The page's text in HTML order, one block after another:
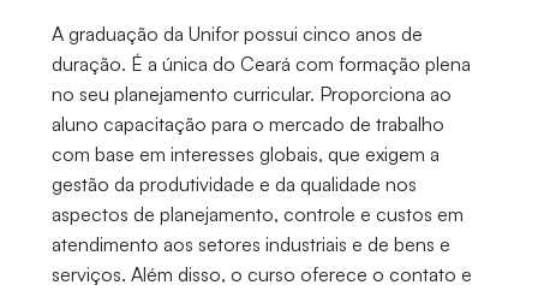
A graduação da Unifor possui cinco anos de
duração. É a única do Ceará com formação plena
no seu planejamento curricular. Proporciona ao
aluno capacitação para o mercado de trabalho
com base em interesses globais, que exigem a
gestão da produtividade e da qualidade nos
aspectos de planejamento, controle e custos em
atendimento aos setores industriais e de bens e
serviços. Além disso, o curso oferece o contato e